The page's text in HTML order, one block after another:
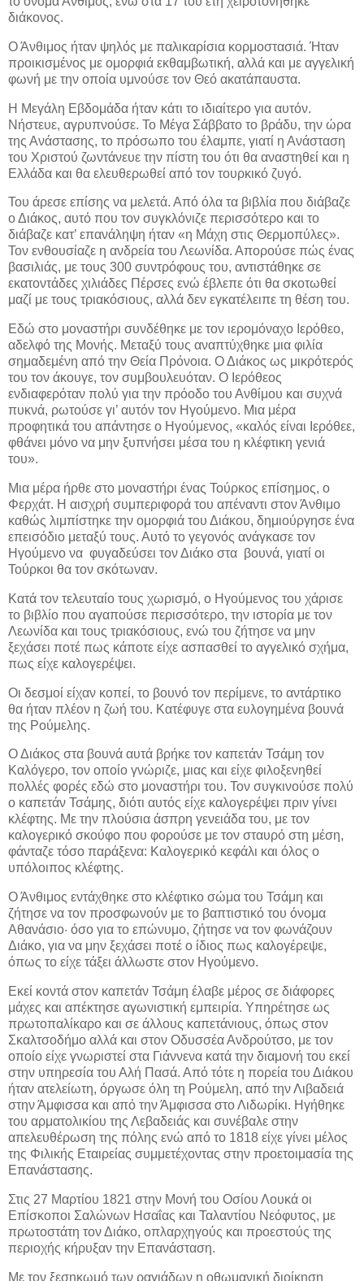
διάκονος.
Ο Άνθιμος ήταν ψηλός με παλικαρίσια κορμοστασιά. Ήταν
προικισμένος με ομορφιά εκθαμβωτική, αλλά και με αγγελική
φωνή με την οποία υμνούσε τον Θεό ακατάπαυστα.
Η Μεγάλη Εβδομάδα ήταν κάτι το ιδιαίτερο για αυτόν.
Νήστευε, αγρυπνούσε. Το Μέγα Σάββατο το βράδυ, την ώρα
της Ανάστασης, το πρόσωπο του έλαμπε, γιατί η Ανάσταση
του Χριστού ζωντάνευε την πίστη του ότι θα αναστηθεί και η
Ελλάδα και θα ελευθερωθεί από τον τουρκικό ζυγό.
Του άρεσε επίσης να μελετά. Από όλα τα βιβλία που διάβαζε
ο Διάκος, αυτό που τον συγκλόνιζε περισσότερο και το
διάβαζε κατ’ επανάληψη ήταν «η Μάχη στις Θερμοπύλες».
Τον ενθουσίαζε η ανδρεία του Λεωνίδα. Απορούσε πώς ένας
βασιλιάς, με τους 300 συντρόφους του, αντιστάθηκε σε
εκατοντάδες χιλιάδες Πέρσες ενώ έβλεπε ότι θα σκοτωθεί
μαζί με τους τριακόσιους, αλλά δεν εγκατέλειπε τη θέση του.
Εδώ στο μοναστήρι συνδέθηκε με τον ιερομόναχο Ιερόθεο,
αδελφό της Μονής. Μεταξύ τους αναπτύχθηκε μια φιλία
σημαδεμένη από την Θεία Πρόνοια. Ο Διάκος ως μικρότερός
του τον άκουγε, τον συμβουλευόταν. Ο Ιερόθεος
ενδιαφερόταν πολύ για την πρόοδο του Ανθίμου και συχνά
πυκνά, ρωτούσε γι’ αυτόν τον Ηγούμενο. Μια μέρα
προφητικά του απάντησε ο Ηγούμενος, «καλός είναι Ιερόθεε,
φθάνει μόνο να μην ξυπνήσει μέσα του η κλέφτικη γενιά
του».
Μια μέρα ήρθε στο μοναστήρι ένας Τούρκος επίσημος, ο
Φερχάτ. Η αισχρή συμπεριφορά του απέναντι στον Άνθιμο
καθώς λιμπίστηκε την ομορφιά του Διάκου, δημιούργησε ένα
επεισόδιο μεταξύ τους. Αυτό το γεγονός ανάγκασε τον
Ηγούμενο να φυγαδεύσει τον Διάκο στα βουνά, γιατί οι
Τούρκοι θα τον σκότωναν.
Κατά τον τελευταίο τους χωρισμό, ο Ηγούμενος του χάρισε
το βιβλίο που αγαπούσε περισσότερο, την ιστορία με τον
Λεωνίδα και τους τριακόσιους, ενώ του ζήτησε να μην
ξεχάσει ποτέ πως κάποτε είχε ασπασθεί το αγγελικό σχήμα,
πως είχε καλογερέψει.
Οι δεσμοί είχαν κοπεί, το βουνό τον περίμενε, το αντάρτικο
θα ήταν πλέον η ζωή του. Κατέφυγε στα ευλογημένα βουνά
της Ρούμελης.
Ο Διάκος στα βουνά αυτά βρήκε τον καπετάν Τσάμη τον
Καλόγερο, τον οποίο γνώριζε, μιας και είχε φιλοξενηθεί
πολλές φορές εδώ στο μοναστήρι του. Τον συγκινούσε πολύ
ο καπετάν Τσάμης, διότι αυτός είχε καλογερέψει πριν γίνει
κλέφτης. Με την πλούσια άσπρη γενειάδα του, με τον
καλογερικό σκούφο που φορούσε με τον σταυρό στη μέση,
φάνταζε τόσο παράξενα: Καλογερικό κεφάλι και όλος ο
υπόλοιπος κλέφτης.
Ο Άνθιμος εντάχθηκε στο κλέφτικο σώμα του Τσάμη και
ζήτησε να τον προσφωνούν με το βαπτιστικό του όνομα
Αθανάσιο· όσο για το επώνυμο, ζήτησε να τον φωνάζουν
Διάκο, για να μην ξεχάσει ποτέ ο ίδιος πως καλογέρεψε,
όπως το είχε τάξει άλλωστε στον Ηγούμενο.
Εκεί κοντά στον καπετάν Τσάμη έλαβε μέρος σε διάφορες
μάχες και απέκτησε αγωνιστική εμπειρία. Υπηρέτησε ως
πρωτοπαλίκαρο και σε άλλους καπετάνιους, όπως στον
Σκαλτσοδήμο αλλά και στον Οδυσσέα Ανδρούτσο, με τον
οποίο είχε γνωριστεί στα Γιάννενα κατά την διαμονή του εκεί
στην υπηρεσία του Αλή Πασά. Από τότε η πορεία του Διάκου
ήταν ατελείωτη, όργωσε όλη τη Ρούμελη, από την Λιβαδειά
στην Άμφισσα και από την Άμφισσα στο Λιδωρίκι. Ηγήθηκε
του αρματολικίου της Λεβαδειάς και συνέβαλε στην
απελευθέρωση της πόλης ενώ από το 1818 είχε γίνει μέλος
της Φιλικής Εταιρείας συμμετέχοντας στην προετοιμασία της
Επανάστασης.
Στις 27 Μαρτίου 1821 στην Μονή του Οσίου Λουκά οι
Επίσκοποι Σαλώνων Ησαΐας και Ταλαντίου Νεόφυτος, με
πρωτοστάτη τον Διάκο, οπλαρχηγούς και προεστούς της
περιοχής κήρυξαν την Επανάσταση.
Με τον ξεσηκωμό των ραγιάδων η οθωμανική διοίκηση